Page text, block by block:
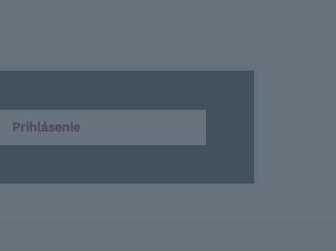
Prihlásenie